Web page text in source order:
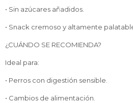
• Sin azúcares añadidos.
• Snack cremoso y altamente
¿CUÁNDO SE RECOMIENDA?
Ideal para:
• Perros con digestión sensible.
• Cambios de alimentación.